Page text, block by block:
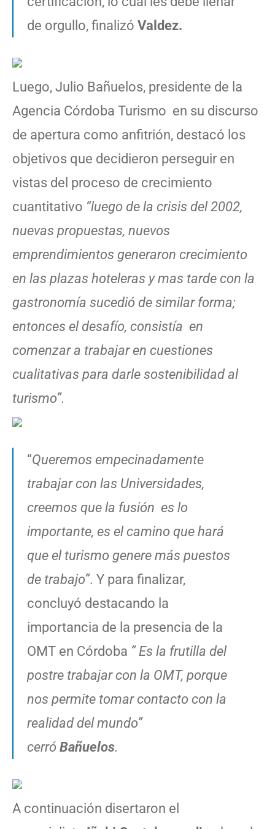
de orgullo, finalizó Valdez.
Luego, Julio Bañuelos, presidente de la
Agencia Córdoba Turismo en su discurso
de apertura como anfitrión, destacó los
objetivos que decidieron perseguir en
vistas del proceso de crecimiento
cuantitativo “luego de la crisis del 2002,
nuevas propuestas, nuevos
emprendimientos generaron crecimiento
en las plazas hoteleras y mas tarde con la
gastronomía sucedió de similar forma;
entonces el desafío, consistía en
comenzar a trabajar en cuestiones
cualitativas para darle sostenibilidad al
turismo”.
“Queremos empecinadamente
trabajar con las Universidades,
creemos que la fusión es lo
importante, es el camino que hará
que el turismo genere más puestos
de trabajo”. Y para finalizar,
concluyó destacando la
importancia de la presencia de la
OMT en Córdoba ” Es la frutilla del
postre trabajar con la OMT, porque
nos permite tomar contacto con la
realidad del mundo”
cerró Bañuelos.
A continuación disertaron el